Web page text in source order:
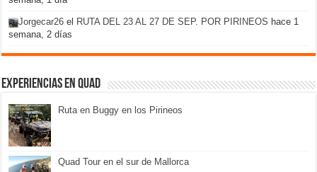
Jorgecar26 el RUTA DEL 23 AL 27 DE SEP. POR PIRINEOS hace 1
semana, 2 días
Experiencias en Quad
Ruta en Buggy en los Pirineos
Quad Tour en el sur de Mallorca